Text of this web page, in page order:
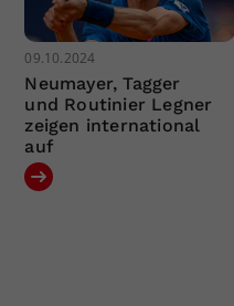
09.10.2024
Neumayer, Tagger
und Routinier Legner
zeigen international
auf